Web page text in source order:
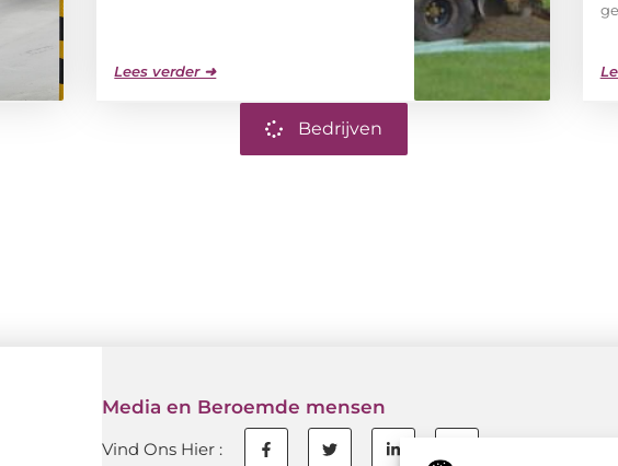
Lees verder ➜
Bedrijven
Media en Beroemde mensen
Vind Ons Hier :